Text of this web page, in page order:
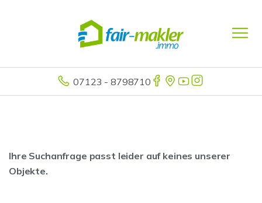
07123 - 8798710
Ihre Suchanfrage passt leider auf keines unserer
Objekte.